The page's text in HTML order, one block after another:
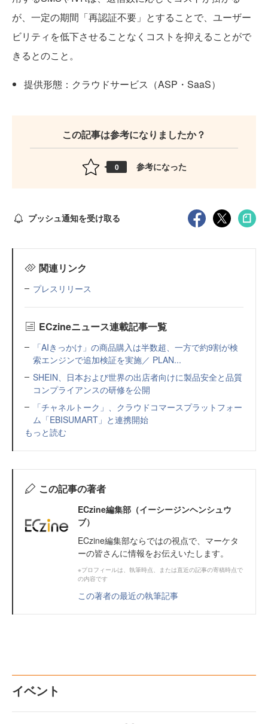
が、一定の期間「再認証不要」とすることで、ユーザー
ビリティを低下させることなくコストを抑えることがで
きるとのこと。
提供形態：クラウドサービス（ASP・SaaS）
この記事は参考になりましたか？
0 参考になった
プッシュ通知を受け取る
関連リンク
プレスリリース
ECzineニュース連載記事一覧
「AIきっかけ」の商品購入は半数超、一方で約9割が検
索エンジンで追加検証を実施／ PLAN...
SHEIN、日本および世界の出店者向けに製品安全と品質
コンプライアンスの研修を公開
「チャネルトーク」、クラウドコマースプラットフォー
ム「EBISUMART」と連携開始
もっと読む
この記事の著者
ECzine編集部（イーシージンヘンシュウ
ブ）
ECzine編集部ならではの視点で、マーケタ
ーの皆さんに情報をお伝えいたします。
※プロフィールは、執筆時点、または直近の記事の寄稿時点で
の内容です
この著者の最近の執筆記事
イベント